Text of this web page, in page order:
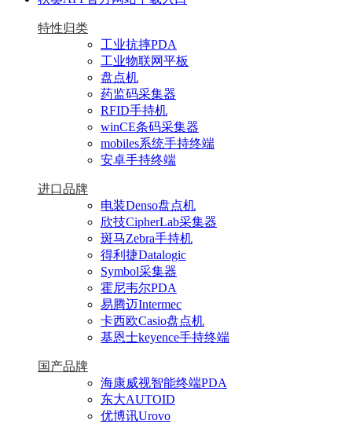
特性归类
工业抗摔PDA
工业物联网平板
盘点机
药监码采集器
RFID手持机
winCE条码采集器
mobiles系统手持终端
安卓手持终端
进口品牌
电装Denso盘点机
欣技CipherLab采集器
斑马Zebra手持机
得利捷Datalogic
Symbol采集器
霍尼韦尔PDA
易腾迈Intermec
卡西欧Casio盘点机
基恩士keyence手持终端
国产品牌
海康威视智能终端PDA
东大AUTOID
优博讯Urovo